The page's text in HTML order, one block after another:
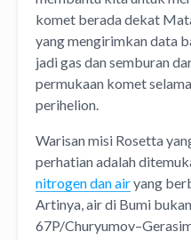
komet berada dekat
yang mengirimkan data
jadi gas dan semburan
permukaan komet
perihelion.
Warisan misi Rosetta
perhatian adalah
nitrogen dan airyang
Artinya, air di Bumi
67P/